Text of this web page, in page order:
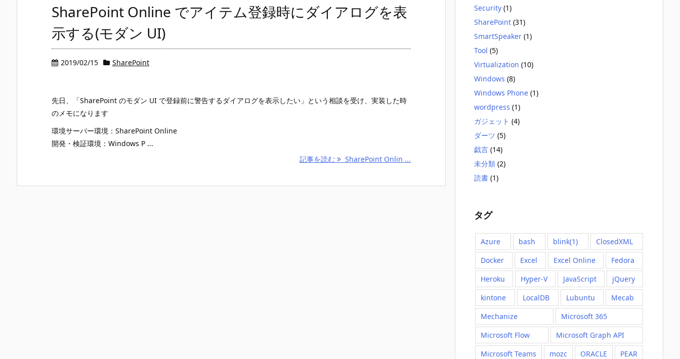
SharePoint Online でアイテム登録時にダイアログを表
示する(モダン UI)
2019/02/15 SharePoint
先日、「SharePoint のモダン UI で登録前に警告するダイアログを表示したい」という相談を受け、実装した時
のメモになります
環境サーバー環境：SharePoint Online
開発・検証環境：Windows P ...
記事を読む
SharePoint Onlin ...
Security (1)
SharePoint (31)
SmartSpeaker (1)
Tool (5)
Virtualization (10)
Windows (8)
Windows Phone (1)
wordpress (1)
ガジェット (4)
ダーツ (5)
戯言 (14)
未分類 (2)
読書 (1)
タグ
Azure bash blink(1)
ClosedXML
Docker
Excel Excel Online
Fedora
Heroku
Hyper-V JavaScript
jQuery
kintone
LocalDB Lubuntu
Mecab
Mechanize
Microsoft 365
Microsoft Flow
Microsoft Graph API
Microsoft Teams
mozc ORACLE
PEAR